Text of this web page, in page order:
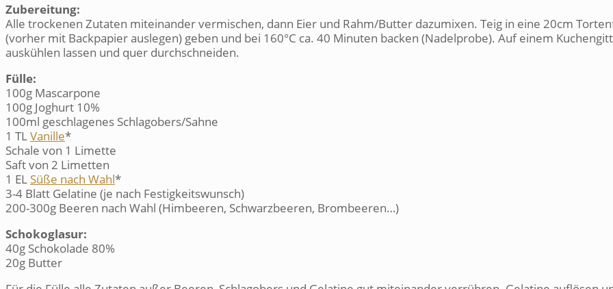
Zubereitung:
Alle trockenen Zutaten miteinander vermischen, dann Eier und Rahm/Butter dazumixen. Teig in eine 20cm
(vorher mit Backpapier auslegen) geben und bei 160°C ca. 40 Minuten backen (Nadelprobe). Auf einem
auskühlen lassen und quer durchschneiden.
Fülle:
100g Mascarpone
100g Joghurt 10%
100ml geschlagenes Schlagobers/Sahne
1 TLVanille*
Schale von 1 Limette
Saft von 2 Limetten
1 EL Süße nach Wahl*
3-4 Blatt Gelatine (je nach Festigkeitswunsch)
200-300g Beeren nach Wahl (Himbeeren, Schwarzbeeren, Brombeeren…)
Schokoglasur:
40g Schokolade 80%
20g Butter